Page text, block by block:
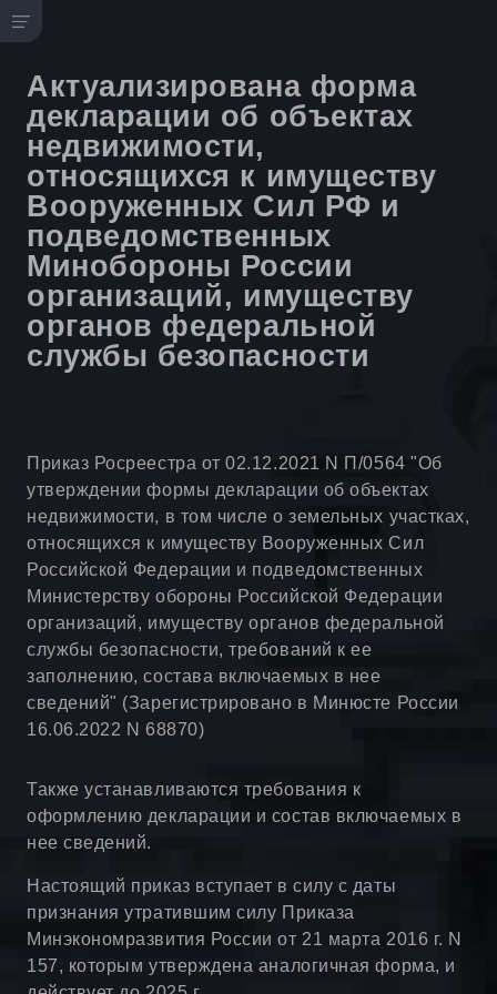
Актуализирована форма
декларации об объектах
недвижимости,
относящихся к имуществу
Вооруженных Сил РФ и
подведомственных
Минобороны России
организаций, имуществу
органов федеральной
службы безопасности
Приказ Росреестра от 02.12.2021 N П/0564 "Об
утверждении формы декларации об объектах
недвижимости, в том числе о земельных участках,
относящихся к имуществу Вооруженных Сил
Российской Федерации и подведомственных
Министерству обороны Российской Федерации
организаций, имуществу органов федеральной
службы безопасности, требований к ее
заполнению, состава включаемых в нее
сведений" (Зарегистрировано в Минюсте России
16.06.2022 N 68870)
Также устанавливаются требования к
оформлению декларации и состав включаемых в
нее сведений.
Настоящий приказ вступает в силу с даты
признания утратившим силу Приказа
Минэкономразвития России от 21 марта 2016 г. N
157, которым утверждена аналогичная форма, и